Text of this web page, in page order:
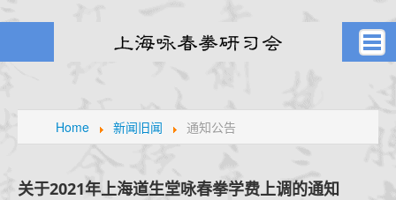
武者之风
学员风采
Home 新闻旧闻 通知公告
关于2021年上海道生堂咏春拳学费上调的通知